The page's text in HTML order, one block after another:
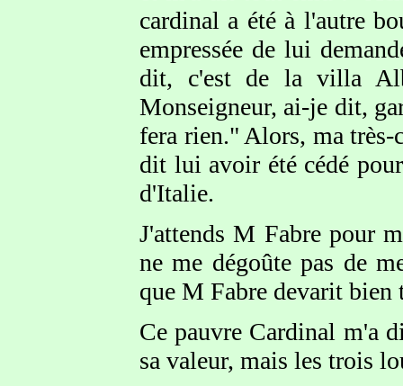
cardinal a été à l'autre
empressée de lui
dit, c'est de la villa
Monseigneur, ai-je dit,
fera rien." Alors, ma très-
dit lui avoir été cédé
d'Italie.
J'attends M Fabre pour
ne me dégoûte pas de
que M Fabre devarit bien
Ce pauvre Cardinal m'a
sa valeur, mais les trois